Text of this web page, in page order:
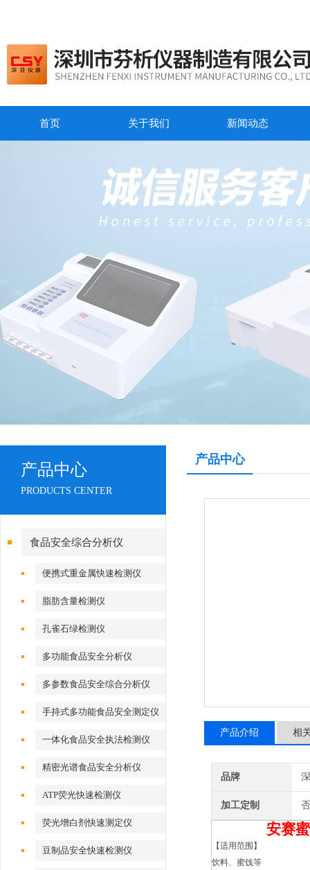
首页 关于我们 新闻动态
产品中心
PRODUCTS CENTER
食品安全综合分析仪
便携式重金属快速检测仪
脂肪含量检测仪
孔雀石绿检测仪
多功能食品安全分析仪
多参数食品安全综合分析仪
手持式多功能食品安全测定仪
一体化食品安全执法检测仪
精密光谱食品安全分析仪
ATP荧光快速检测仪
荧光增白剂快速测定仪
豆制品安全快速检测仪
产品中心
产品介绍 相
品牌
加工定制 否
安赛
【适用范围】
饮料、蜜饯等